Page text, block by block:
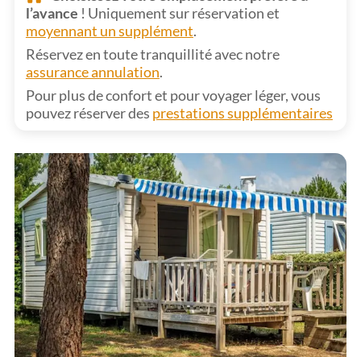
l’avance ! Uniquement sur réservation et
moyennant un supplément.
Réservez en toute tranquillité avec notre
assurance annulation.
Pour plus de confort et pour voyager léger, vous
pouvez réserver des prestations supplémentaires